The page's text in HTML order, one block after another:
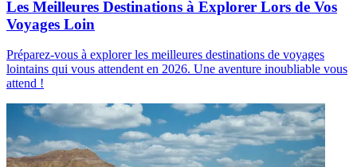
Les Meilleures Destinations à Explorer Lors de Vos
Voyages Loin
Préparez-vous à explorer les meilleures destinations de voyages
lointains qui vous attendent en 2026. Une aventure inoubliable vous
attend !